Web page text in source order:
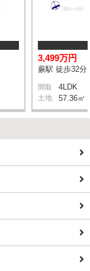
3,499万円
蕨駅 徒歩32分
間取 4LDK
土地 57.36㎡